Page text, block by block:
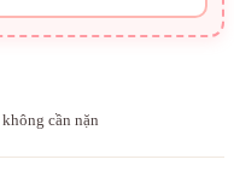
cần nặn